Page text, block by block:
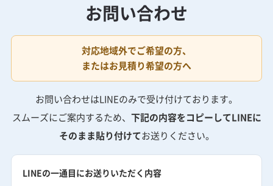
お問い合わせ
対応地域外でご希望の方、
またはお見積り希望の方へ
お問い合わせはLINEのみで受け付けております。
スムーズにご案内するため、 下記の内容をコピーしてLINEに
そのまま貼り付けてお送りください。
LINEの一通目にお送りいただく内容